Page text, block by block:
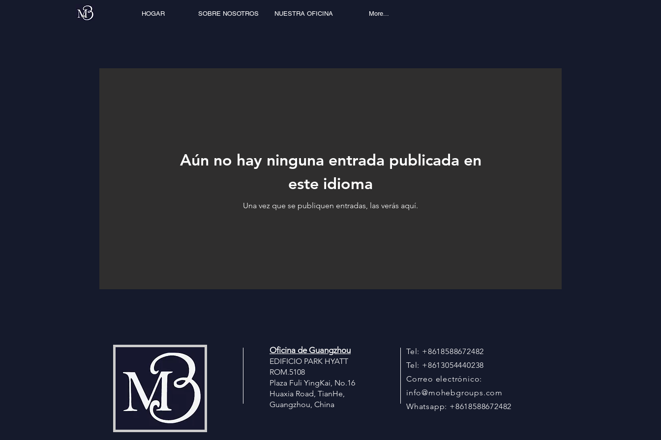
HOGAR SOBRE NOSOTROS NUESTRA OFICINA More...
Aún no hay ninguna entrada publicada en
este idioma
Una vez que se publiquen entradas, las verás aquí.
Oficina de Guangzhou
EDIFICIO PARK HYATT
ROM.5108
Plaza Fuli YingKai, No.16
Huaxia Road, TianHe,
Guangzhou, China
Tel: +8618588672482
Tel: +8613054440238
Correo electrónico:
info@mohebgroups.com
Whatsapp: +8618588672482